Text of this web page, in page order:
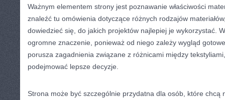
Ważnym elementem strony jest poznawanie właściwości
znaleźć tu omówienia dotyczące różnych rodzajów
dowiedzieć się, do jakich projektów najlepiej je wykorzystać.
ogromne znaczenie, ponieważ od niego zależy wygląd
porusza zagadnienia związane z różnicami między
podejmować lepsze decyzje.
Strona może być szczególnie przydatna dla osób, które chcą